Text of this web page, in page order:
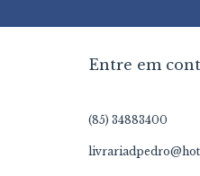
Entre em
(85) 34883400